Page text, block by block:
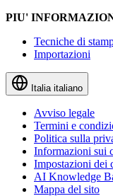
PIU'
Tecniche di
Importazioni
Italia italiano
Avviso legale
Termini e
Politica sulla
Informazioni sui
Impostazioni dei
AI Knowledge
Mappa del sito